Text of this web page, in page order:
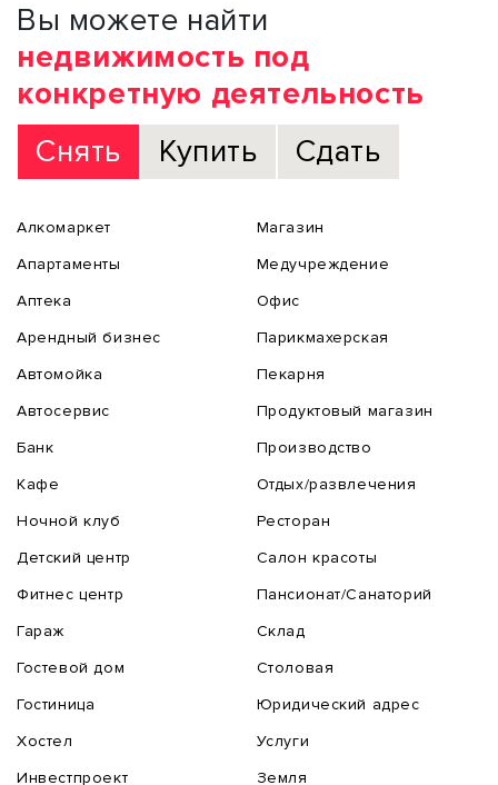
Вы можете найти
недвижимость под
конкретную деятельность
Снять
Купить Сдать
Алкомаркет
Апартаменты
Аптека
Арендный бизнес
Автомойка
Автосервис
Банк
Кафе
Ночной клуб
Детский центр
Фитнес центр
Гараж
Гостевой дом
Гостиница
Хостел
Инвестпроект
Магазин
Медучреждение
Офис
Парикмахерская
Пекарня
Продуктовый магазин
Производство
Отдых/развлечения
Ресторан
Салон красоты
Пансионат/Санаторий
Склад
Столовая
Юридический адрес
Услуги
Земля